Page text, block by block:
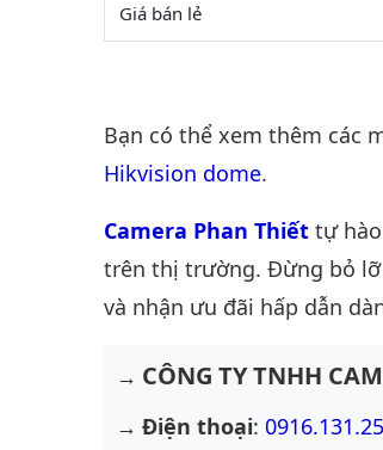
Giá bán lẻ
Bạn có thể xem thêm các
Hikvision dome.
Camera Phan Thiết tự
trên thị trường. Đừng bỏ
và nhận ưu đãi hấp dẫn
CÔNG TY TNHH
Điện thoại: